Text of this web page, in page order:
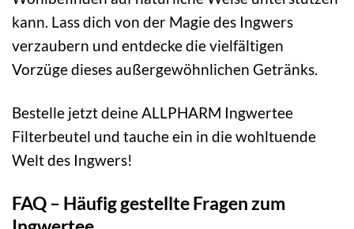
kann. Lass dich von der Magie des Ingwers
verzaubern und entdecke die vielfältigen
Vorzüge dieses außergewöhnlichen Getränks.
Bestelle jetzt deine ALLPHARM Ingwertee
Filterbeutel und tauche ein in die wohltuende
Welt des Ingwers!
FAQ – Häufig gestellte Fragen zum